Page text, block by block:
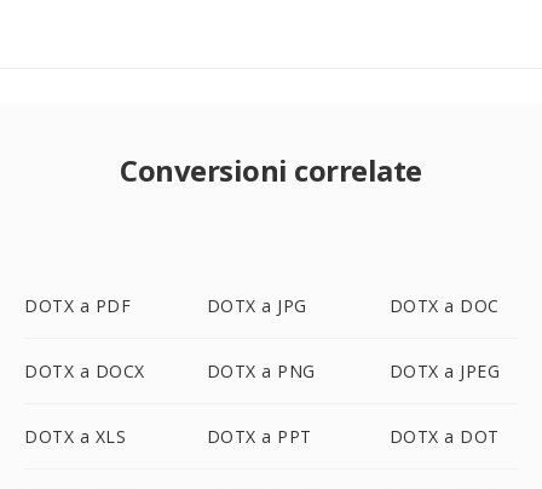
Conversioni correlate
DOTX a PDF DOTX a JPG DOTX a DOC
DOTX a DOCX DOTX a PNG DOTX a JPEG
DOTX a XLS DOTX a PPT DOTX a DOT